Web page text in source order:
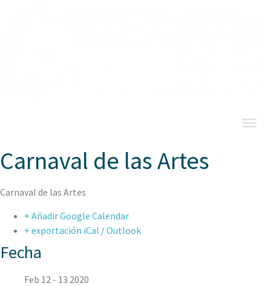
Carnaval de las Artes
Carnaval de las Artes
+ Añadir Google Calendar
+ exportación iCal / Outlook
Fecha
Feb 12 - 13 2020